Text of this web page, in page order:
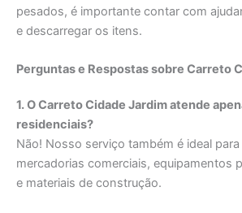
pesados, é importante contar com
e descarregar os itens.
Perguntas e Respostas sobre Carreto
1. O Carreto Cidade Jardim atende
residenciais?
Não! Nosso serviço também é ideal
mercadorias comerciais, equipamentos
e materiais de construção.